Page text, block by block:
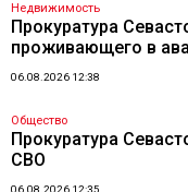
Недвижимость
Прокуратура
проживающего в
06.08.2026 12:38
Общество
Прокуратура
СВО
06.08.2026 12:35